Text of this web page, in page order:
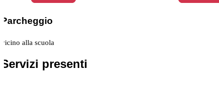
Parcheggio
vicino alla scuola
Servizi presenti